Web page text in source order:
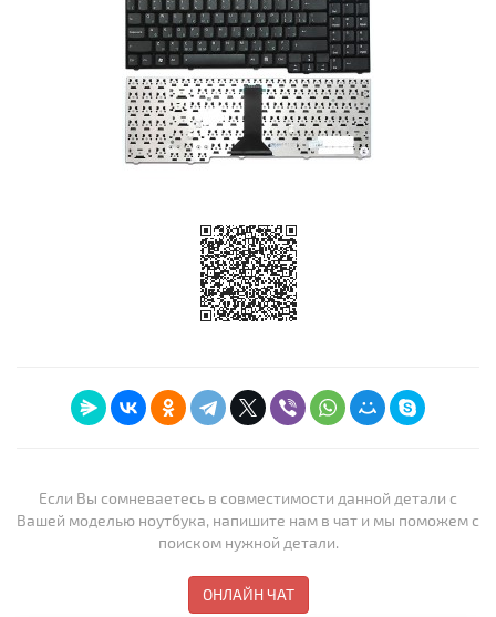
Если Вы сомневаетесь в совместимости данной детали с
Вашей моделью ноутбука, напишите нам в чат и мы поможем с
поиском нужной детали.
ОНЛАЙН ЧАТ